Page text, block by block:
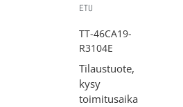
ETU
TT-46CA19-
R3104E
Tilaustuote,
kysy
toimitusaika